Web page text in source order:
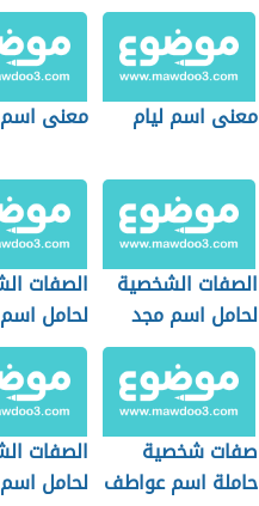
معنى اسم ليام معنى
الصفات الشخصية
لحامل اسم مجد
الصفات
لحامل
صفات شخصية
حاملة اسم عواطف
الصفات
لحامل